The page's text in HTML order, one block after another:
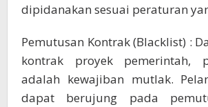
dipidanakan sesuai peraturan
Pemutusan Kontrak (Blacklist) :
kontrak proyek pemerintah,
adalah kewajiban mutlak.
dapat berujung pada